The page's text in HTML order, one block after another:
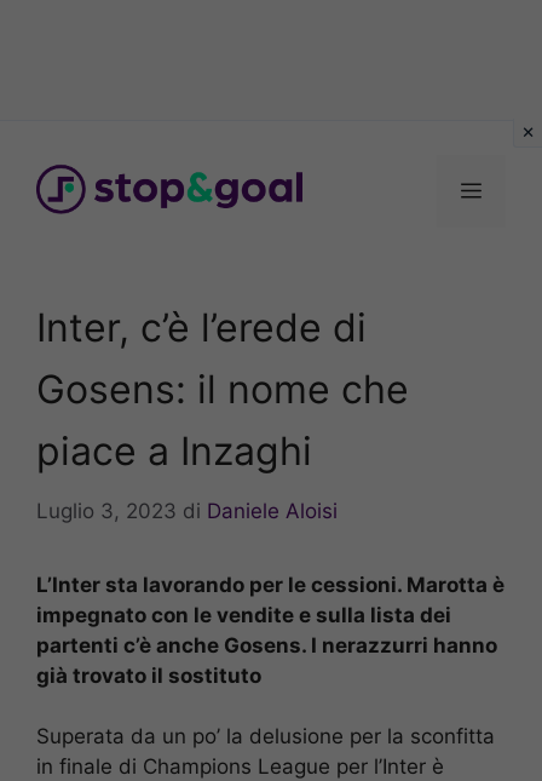
contenuto
Menu
Inter, c’è l’erede di
Gosens: il nome che
piace a Inzaghi
Luglio 3, 2023 di Daniele Aloisi
L’Inter sta lavorando per le cessioni. Marotta è
impegnato con le vendite e sulla lista dei
partenti c’è anche Gosens. I nerazzurri hanno
già trovato il sostituto
Superata da un po’ la delusione per la sconfitta
in finale di Champions League per l’Inter è